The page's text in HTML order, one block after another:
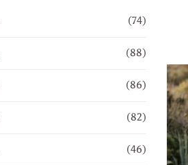
(74)
(88)
(86)
(82)
(46)